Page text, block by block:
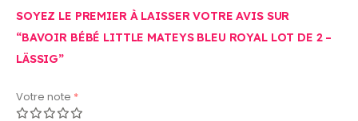
SOYEZ LE PREMIER À LAISSER VOTRE AVIS SUR
“BAVOIR BÉBÉ LITTLE MATEYS BLEU ROYAL LOT DE 2 –
LÄSSIG”
Votre note *